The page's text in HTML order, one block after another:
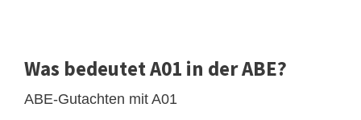
Was bedeutet A01 in der ABE?
ABE-Gutachten mit A01